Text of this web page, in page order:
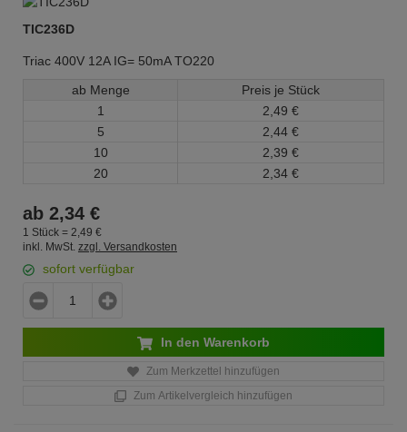
TIC236D
Triac 400V 12A IG= 50mA TO220
ab Menge
Preis je Stück
1
2, 49 €
5
2, 44 €
10
2, 39 €
20
2, 34 €
ab 2,34 €
1 Stück = 2, 49 €
inkl. MwSt. zzgl. Versandkosten
sofort verfügbar
In den Warenkorb
Zum Merkzettel hinzufügen
Zum Artikelvergleich hinzufügen